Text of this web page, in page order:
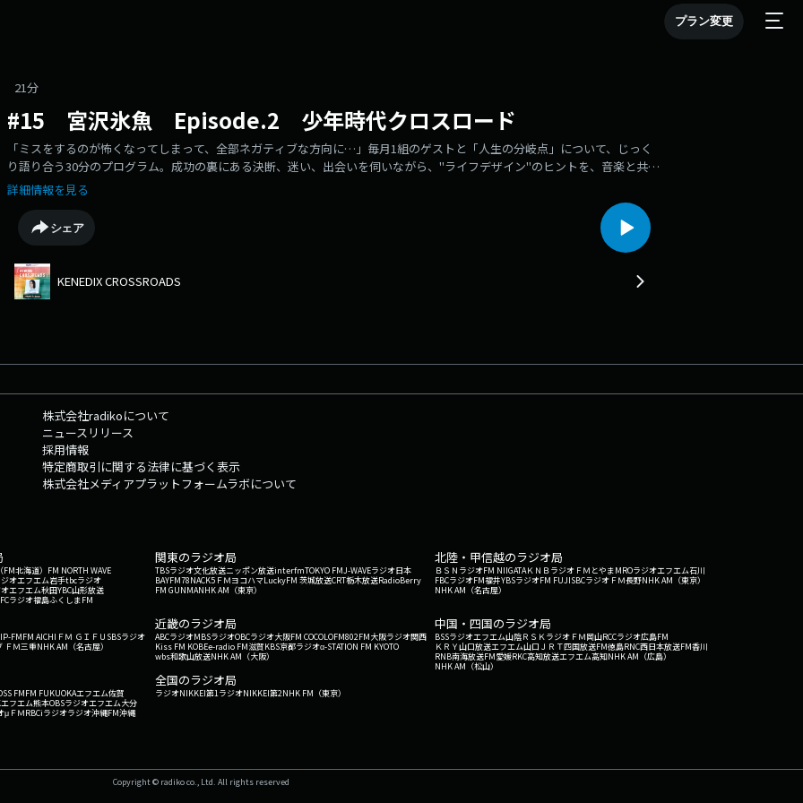
プラン変更
21分
#15 宮沢氷魚 Episode.2 少年時代クロスロード
「ミスをするのが怖くなってしまって、全部ネガティブな方向に…」毎月1組のゲストと「人生の分岐点」について、じっく
り語り合う30分のプログラム。成功の裏にある決断、迷い、出会いを伺いながら、"ライフデザイン"のヒントを、音楽と共に
お届していきます。今月のゲストは、俳優の宮沢氷魚さん。1月5日スタートのドラマ「夫に間違いありません」で共演してい
る2人。今回は、宮沢氷魚さんの少年時代に遡って夢中になっていた「野球」そして学生時代に体験した「旅」をキーワード
に転機となったエピソード伺っていきます。憧れた選手や、好きだったはずの野球を嫌いになってしまった瞬間、自分の進路
を決断した旅の道中で起きたトラブル…そして今の仕事に活きている野球から学んだ考え方とは…？一緒に耳を澄ませてみま
せんか？〇Xアカウントhttps://x.com/crossroads813〇Instagramアカウントhttps://www.instagram.com/crossroads_813/
〇番組の感想はこちらからもお待ちしていますhttps://www.j-wave.co.jp/original/crossroads/#anchor_message
詳細情報を見る
シェア
KENEDIX CROSSROADS
株式会社radikoについて
ニュースリリース
採用情報
特定商取引に関する法律に基づく表示
株式会社メディアプラットフォームラボについて
北海道） FM NORTH WAVE
オエフエム岩手tbcラジオ
エフエム秋田YBC山形放送
ラジオ福島ふくしまFM
関東のラジオ局
TBSラジオ文化放送ニッポン放送interfmTOKYO FMJ-WAVEラジオ日本
BAYFM78NACK5 ＦＭヨコハマLuckyFM 茨城放送CRT栃木放送RadioBerry
FM GUNMANHK AM（東京）
北陸・甲信越のラジオ局
ＢＳＮラジオFM NIIGATAＫＮＢラジオ ＦＭとやまMROラジオエフエム石川
FBCラジオFM福井YBSラジオFM FUJISBCラジオ ＦＭ長野NHK AM（東京）
NHK AM（名古屋）
FMFM AICHI ＦＭ ＧＩＦＵ SBSラジオ
ＦＭ三重NHK AM（名古屋）
近畿のラジオ局
ABCラジオMBSラジオOBCラジオ大阪FM COCOLOFM802FM大阪ラジオ関西
Kiss FM KOBEe-radio FM滋賀KBS京都ラジオα-STATION FM KYOTO
wbs和歌山放送NHK AM（大阪）
中国・四国のラジオ局
BSSラジオエフエム山陰ＲＳＫラジオ ＦＭ岡山RCCラジオ広島FM
ＫＲＹ山口放送エフエム山口 ＪＲＴ四国放送FM徳島RNC西日本放送FM香川
RNB南海放送FM愛媛RKC高知放送エフエム高知NHK AM（広島）
NHK AM（松山）
FMFM FUKUOKAエフエム佐賀
フエム熊本OBSラジオエフエム大分
μＦＭRBCiラジオラジオ沖縄FM沖縄
全国のラジオ局
ラジオNIKKEI第1ラジオNIKKEI第2NHK FM（東京）
Copyright © radiko co., Ltd. All rights reserved